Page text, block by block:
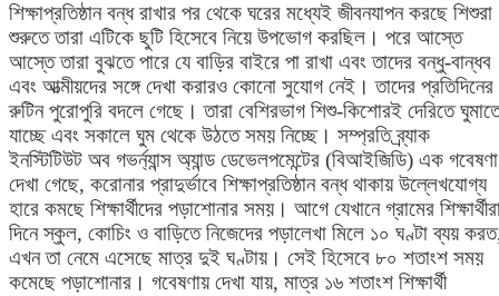
শিক্ষাপ্রতিষ্ঠান বন্ধ রাখার পর থেকে ঘরের মধ্যেই জীবনযাপন করছে
শুরুতে তারা এটিকে ছুটি হিসেবে নিয়ে উপভোগ করছিল। পরে আস্তে
আস্তে তারা বুঝতে পারে যে বাড়ির বাইরে পা রাখা এবং তাদের বন্ধু-বান্ধব
এবং আত্মীয়দের সঙ্গে দেখা করারও কোনো সুযোগ নেই। তাদের প্রতিদিনের
রুটিন পুরোপুরি বদলে গেছে। তারা বেশিরভাগ শিশু-কিশোরই দেরিতে
যাচ্ছে এবং সকালে ঘুম থেকে উঠতে সময় নিচ্ছে। সম্প্রতি ব্র্যাক
ইনস্টিটিউট অব গভর্ন্যান্স অ্যান্ড ডেভেলপমেন্টের (বিআইজিডি) এক গবেষণা
দেখা গেছে, করোনার প্রাদুর্ভাবে শিক্ষাপ্রতিষ্ঠান বন্ধ থাকায় উল্লেখযোগ্য
হারে কমছে শিক্ষার্থীদের পড়াশোনার সময়। আগে যেখানে গ্রামের
দিনে স্কুল, কোচিং ও বাড়িতে নিজেদের পড়ালেখা মিলে ১০ ঘণ্টা ব্যয়
এখন তা নেমে এসেছে মাত্র দুই ঘণ্টায়। সেই হিসেবে ৮০ শতাংশ সময়
কমেছে পড়াশোনার। গবেষণায় দেখা যায়, মাত্র ১৬ শতাংশ শিক্ষার্থী